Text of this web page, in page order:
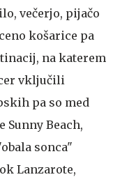
večerjo, pijačo
košarice pa
na katerem
vključili
pa so med
Sunny Beach,
sonca"
Lanzarote,